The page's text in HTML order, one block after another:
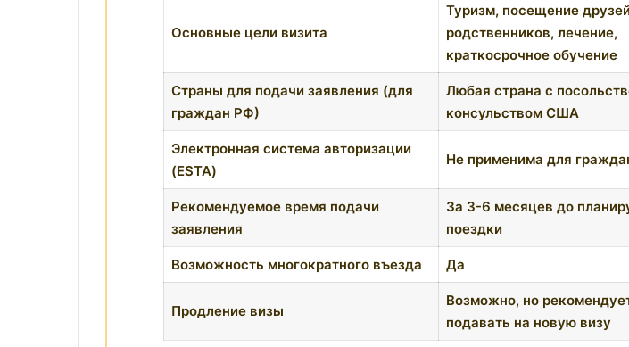
Основные цели визита
Туризм, посещение
родственников, лечение,
краткосрочное обучение
Страны для подачи заявления (для
граждан РФ)
Любая страна с
консульством США
Электронная система авторизации
(ESTA)
Не применима для
Рекомендуемое время подачи
заявления
За 3-6 месяцев до
поездки
Возможность многократного въезда Да
Продление визы
Возможно, но
подавать на новую визу